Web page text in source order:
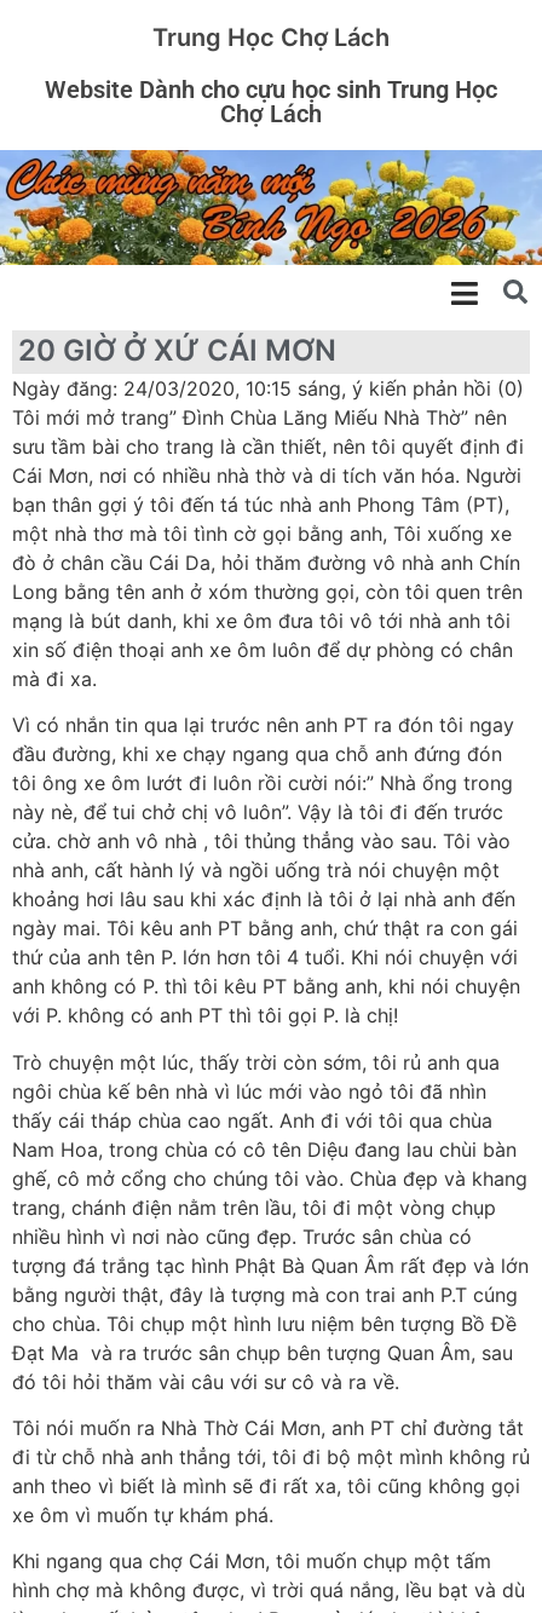
Trung Học Chợ Lách
Website Dành cho cựu học sinh Trung Học
Chợ Lách
20 GIỜ Ở XỨ CÁI MƠN
Ngày đăng: 24/03/2020, 10:15 sáng, ý kiến phản hồi (0)
Tôi mới mở trang” Đình Chùa Lăng Miếu Nhà Thờ” nên
sưu tầm bài cho trang là cần thiết, nên tôi quyết định đi
Cái Mơn, nơi có nhiều nhà thờ và di tích văn hóa. Người
bạn thân gợi ý tôi đến tá túc nhà anh Phong Tâm (PT),
một nhà thơ mà tôi tình cờ gọi bằng anh, Tôi xuống xe
đò ở chân cầu Cái Da, hỏi thăm đường vô nhà anh Chín
Long bằng tên anh ở xóm thường gọi, còn tôi quen trên
mạng là bút danh, khi xe ôm đưa tôi vô tới nhà anh tôi
xin số điện thoại anh xe ôm luôn để dự phòng có chân
mà đi xa.
Vì có nhắn tin qua lại trước nên anh PT ra đón tôi ngay
đầu đường, khi xe chạy ngang qua chỗ anh đứng đón
tôi ông xe ôm lướt đi luôn rồi cười nói:” Nhà ổng trong
này nè, để tui chở chị vô luôn”. Vậy là tôi đi đến trước
cửa. chờ anh vô nhà , tôi thủng thẳng vào sau. Tôi vào
nhà anh, cất hành lý và ngồi uống trà nói chuyện một
khoảng hơi lâu sau khi xác định là tôi ở lại nhà anh đến
ngày mai. Tôi kêu anh PT bằng anh, chứ thật ra con gái
thứ của anh tên P. lớn hơn tôi 4 tuổi. Khi nói chuyện với
anh không có P. thì tôi kêu PT bằng anh, khi nói chuyện
với P. không có anh PT thì tôi gọi P. là chị!
Trò chuyện một lúc, thấy trời còn sớm, tôi rủ anh qua
ngôi chùa kế bên nhà vì lúc mới vào ngỏ tôi đã nhìn
thấy cái tháp chùa cao ngất. Anh đi với tôi qua chùa
Nam Hoa, trong chùa có cô tên Diệu đang lau chùi bàn
ghế, cô mở cổng cho chúng tôi vào. Chùa đẹp và khang
trang, chánh điện nằm trên lầu, tôi đi một vòng chụp
nhiều hình vì nơi nào cũng đẹp. Trước sân chùa có
tượng đá trắng tạc hình Phật Bà Quan Âm rất đẹp và lớn
bằng người thật, đây là tượng mà con trai anh P.T cúng
cho chùa. Tôi chụp một hình lưu niệm bên tượng Bồ Đề
Đạt Ma và ra trước sân chụp bên tượng Quan Âm, sau
đó tôi hỏi thăm vài câu với sư cô và ra về.
Tôi nói muốn ra Nhà Thờ Cái Mơn, anh PT chỉ đường tắt
đi từ chỗ nhà anh thẳng tới, tôi đi bộ một mình không rủ
anh theo vì biết là mình sẽ đi rất xa, tôi cũng không gọi
xe ôm vì muốn tự khám phá.
Khi ngang qua chợ Cái Mơn, tôi muốn chụp một tấm
hình chợ mà không được, vì trời quá nắng, lều bạt và dù